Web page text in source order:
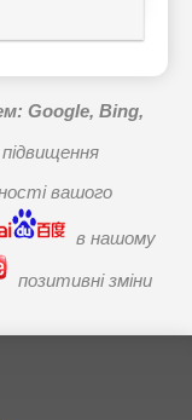
Google, Bing,
вашого
в нашому
позитивні зміни